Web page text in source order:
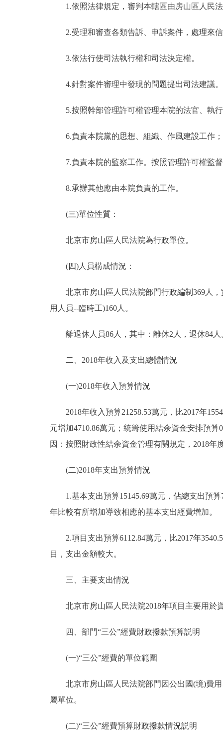
ESPAÑOL
ITALIANO
1.依照法律規定，審判本轄區由房山區人民法
2.受理和審查各類告訴、申訴案件，處理來信
3.依法行使司法執行權和司法決定權。
4.針對案件審理中發現的問題提出司法建議。
5.按照幹部管理許可權管理本院的法官、執行
6.負責本院黨的思想、組織、作風建設工作；
7.負責本院的監察工作。按照管理許可權監督
8.承辦其他應由本院負責的工作。
(三)單位性質：
北京市房山區人民法院為行政單位。
(四)人員構成情況：
北京市房山區人民法院部門行政編制369人，
用人員--臨時工)160人。
離退休人員86人，其中：離休2人，退休84人
二、2018年收入及支出總體情況
(一)2018年收入預算情況
2018年收入預算21258.53萬元，比2017年
元增加4710.86萬元；統籌使用結余資金安排預算
因：按照財政性結余資金管理有關規定，2018年
(二)2018年支出預算情況
1.基本支出預算15145.69萬元，佔總支出預算
年比較有所增加導致相應的基本支出經費增加。
2.項目支出預算6112.84萬元，比2017年
目，支出金額較大。
三、主要支出情況
北京市房山區人民法院2018年項目主要用於
四、部門“三公”經費財政撥款預算説明
(一)“三公”經費的單位範圍
北京市房山區人民法院部門因公出國(境)費用
屬單位。
(二)“三公”經費預算財政撥款情況説明